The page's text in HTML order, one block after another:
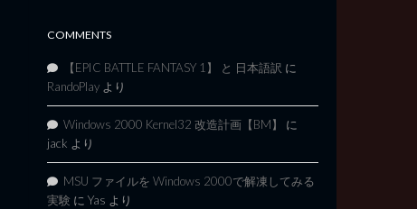
COMMENTS
【EPIC BATTLE FANTASY 1】 と 日本語訳 に
RandoPlay より
Windows 2000 Kernel32 改造計画【BM】
に
jack より
MSU ファイルを Windows 2000で解凍してみる
実験 に Yas より